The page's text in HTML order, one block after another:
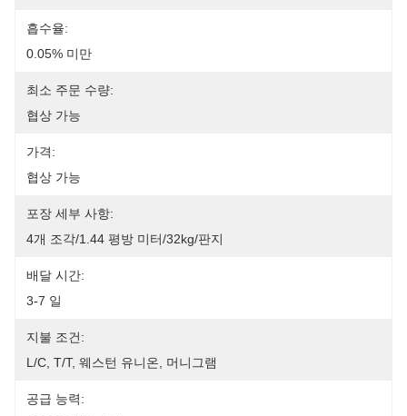
흡수율:
0.05% 미만
최소 주문 수량:
협상 가능
가격:
협상 가능
포장 세부 사항:
4개 조각/1.44 평방 미터/32kg/판지
배달 시간:
3-7 일
지불 조건:
L/C, T/T, 웨스턴 유니온, 머니그램
공급 능력: